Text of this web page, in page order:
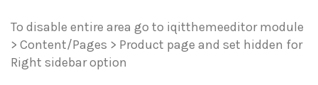
To disable entire area go to iqitthemeeditor module
> Content/Pages > Product page and set hidden for
Right sidebar option